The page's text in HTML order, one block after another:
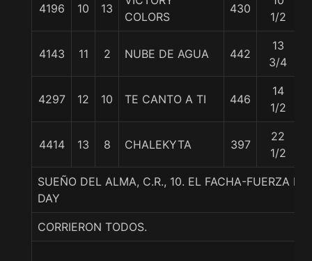
4196 10 13
COLORS
430
1/2
4143 11 2 NUBE DE AGUA 442
13
3/4
4297 12 10 TE CANTO A TI 446
14
1/2
4414 13 8 CHALEKYTA 397
22
1/2
SUEÑO DEL ALMA, C.R., 10. EL FACHA-FUERZA
DAY
CORRIERON TODOS.